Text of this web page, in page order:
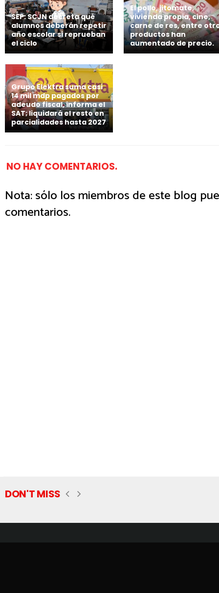
SEP: SCJN decreta qué
alumnos deberán repetir
año escolar si reprueban
el ciclo
El pollo, jitomate,
vivienda propia, cine,
carne de res, entre
productos han
aumentado de precio.
Grupo Elektra suma casi
14 mil mdp pagados por
adeudo fiscal, informa el
SAT; liquidará el resto en
parcialidades hasta 2027
NO HAY COMENTARIOS.
Nota: sólo los miembros de este blog
comentarios.
DON'T MISS